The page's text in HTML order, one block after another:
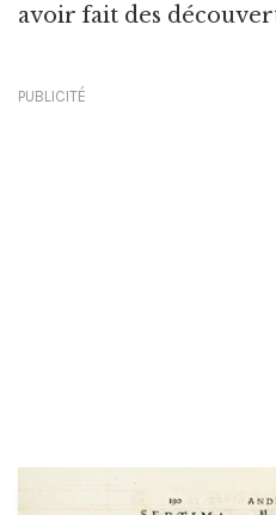
avoir fait des
PUBLICITÉ